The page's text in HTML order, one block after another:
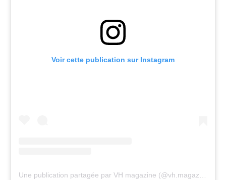
Voir cette publication sur Instagram
Une publication partagée par VH magazine (@vh.magazine)